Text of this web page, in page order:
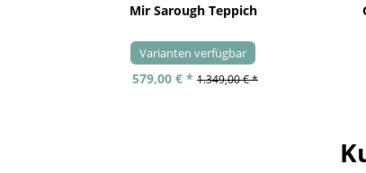
Mir Sarough Teppich
Varianten verfügbar
579,00 € * 1.349,00 € *